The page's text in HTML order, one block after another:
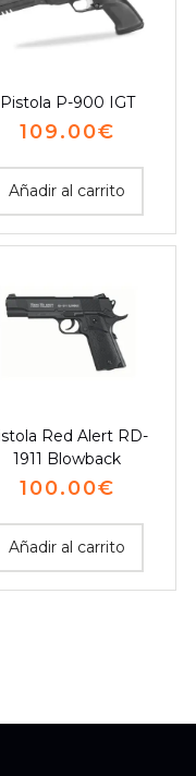
Pistola P-900 IGT
109.00€
Añadir al carrito
Red Alert RD-
1911 Blowback
100.00€
Añadir al carrito